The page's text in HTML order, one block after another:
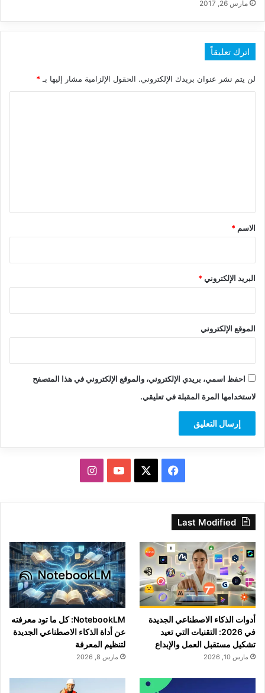
مارس 26, 2017
اترك تعليقاً
لن يتم نشر عنوان بريدك الإلكتروني. الحقول الإلزامية مشار إليها بـ*
*
الاسم *
البريد الإلكتروني*
الموقع الإلكتروني
احفظ اسمي، بريدي الإلكتروني، والموقع الإلكتروني في هذا المتصفح
لاستخدامها المرة المقبلة في تعليقي.
فيسبوك ‫YouTubeانستقرام
Last Modified
أدوات الذكاء الاصطناعي الجديدة
في 2026: التقنيات التي تعيد
تشكيل مستقبل العمل والإبداع
مارس 10, 2026
NotebookLM: كل ما تود معرفته
عن أداة الذكاء الاصطناعي الجديدة
لتنظيم المعرفة
مارس 8, 2026